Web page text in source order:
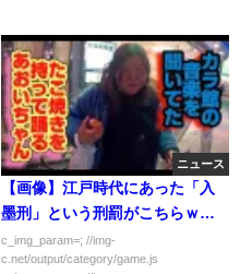
ニュース
【画像】江戸時代にあった「入
墨刑」という刑罰がこちらｗｗ
ｗｗｗｗｗｗ
c_img_param=; //img-
c.net/output/category/game.js